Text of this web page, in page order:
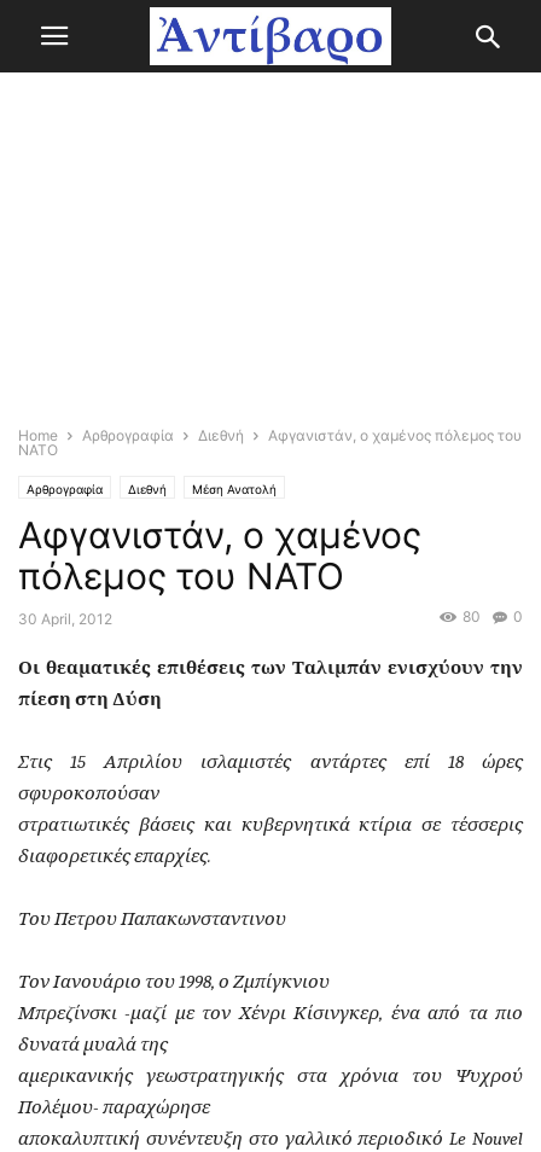
Home Αρθρογραφία Διεθνή
Αφγανιστάν, ο χαμένος πόλεμος του
ΝΑΤΟ
Αρθρογραφία Διεθνή Μέση Ανατολή
Αφγανιστάν, ο χαμένος
πόλεμος του ΝΑΤΟ
30 April, 2012 0
80
Οι θεαματικές επιθέσεις των Ταλιμπάν ενισχύουν την
πίεση στη Δύση
Στις 15 Απριλίου ισλαμιστές αντάρτες επί 18 ώρες
σφυροκοπούσαν
στρατιωτικές βάσεις και κυβερνητικά κτίρια σε τέσσερις
διαφορετικές επαρχίες.
Του Πετρου Παπακωνσταντινου
Τον Ιανουάριο του 1998, ο Ζμπίγκνιου
Μπρεζίνσκι -μαζί με τον Χένρι Κίσινγκερ, ένα από τα πιο
δυνατά μυαλά της
αμερικανικής γεωστρατηγικής στα χρόνια του Ψυχρού
Πολέμου- παραχώρησε
αποκαλυπτική συνέντευξη στο γαλλικό περιοδικό Le Nouvel